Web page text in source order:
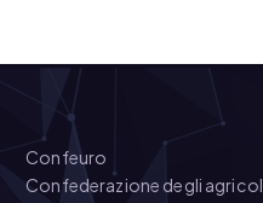
Confeuro
Confederazione degli